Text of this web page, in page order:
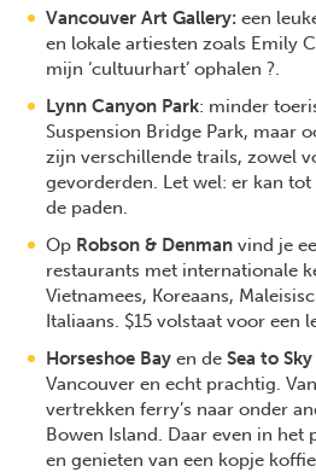
Vancouver Art Gallery: een
en lokale artiesten zoals Emily
mijn ‘cultuurhart’ ophalen ?.
Lynn Canyon Park: minder
Suspension Bridge Park, maar
zijn verschillende trails, zowel
gevorderden. Let wel: er kan
de paden.
Op Robson & Denman vind je
restaurants met internationale
Vietnamees, Koreaans,
Italiaans. $15 volstaat voor een
Horseshoe Bay en de Sea to
Vancouver en echt prachtig.
vertrekken ferry’s naar onder
Bowen Island. Daar even in het
en genieten van een kopje